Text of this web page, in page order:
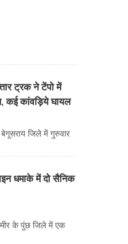
ट्रक ने टेंपो में
कई कांवड़िये घायल
जिले में गुरुवार
धमाके में दो सैनिक
के पुंछ जिले में एक